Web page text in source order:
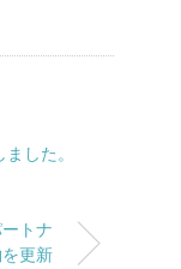
した。
トナ
更新